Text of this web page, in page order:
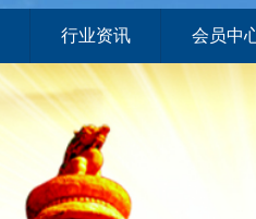
行业资讯 会员中